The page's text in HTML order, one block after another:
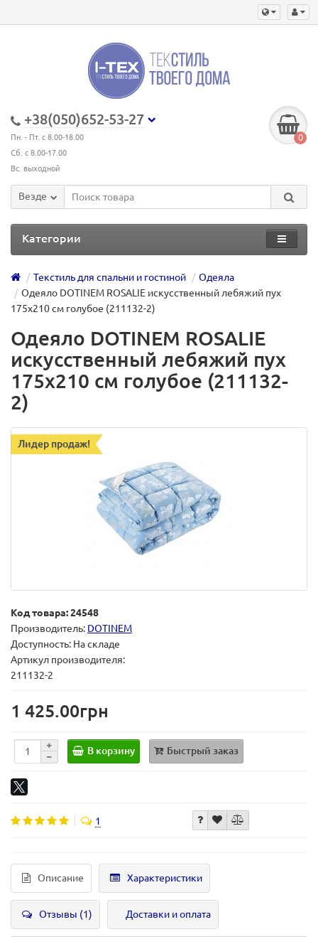
+38(050)652-53-27
Пн. - Пт. с 8.00-18.00
Сб. с 8.00-17.00
Вс. выходной
0
Везде
Категории
Текстиль для спальни и гостиной
Одеяла
Одеяло DOTINEM ROSALIE искусственный лебяжий пух
175х210 см голубое (211132-2)
Одеяло DOTINEM ROSALIE
искусственный лебяжий пух
175х210 см голубое (211132-
2)
Лидер продаж!
Код товара: 24548
Производитель: DOTINEM
Доступность: На складе
Артикул производителя:
211132-2
1 425.00грн
В корзину Быстрый заказ
1
Описание Характеристики
Отзывы (1) Доставки и оплата